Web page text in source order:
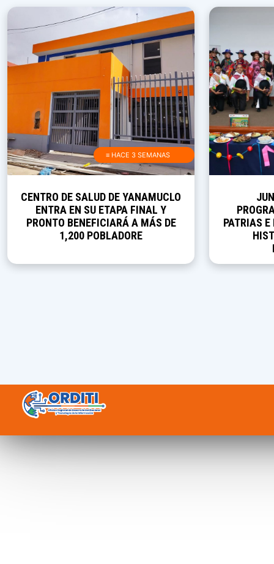
≡ HACE 3 SEMANAS
CENTRO DE SALUD DE YANAMUCLO
ENTRA EN SU ETAPA FINAL Y
PRONTO BENEFICIARÁ A MÁS DE
1,200 POBLADORE
PATRIAS